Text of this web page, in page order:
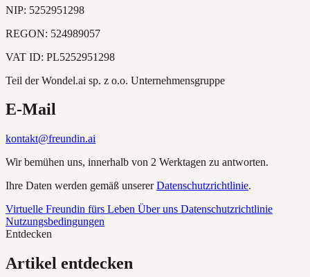
NIP: 5252951298
REGON: 524989057
VAT ID: PL5252951298
Teil der Wondel.ai sp. z o.o. Unternehmensgruppe
E-Mail
kontakt@freundin.ai
Wir bemühen uns, innerhalb von 2 Werktagen zu antworten.
Ihre Daten werden gemäß unsererDatenschutzrichtlinie.
Virtuelle Freundin fürs Leben Über uns Datenschutzrichtlinie
Nutzungsbedingungen
Entdecken
Artikel entdecken